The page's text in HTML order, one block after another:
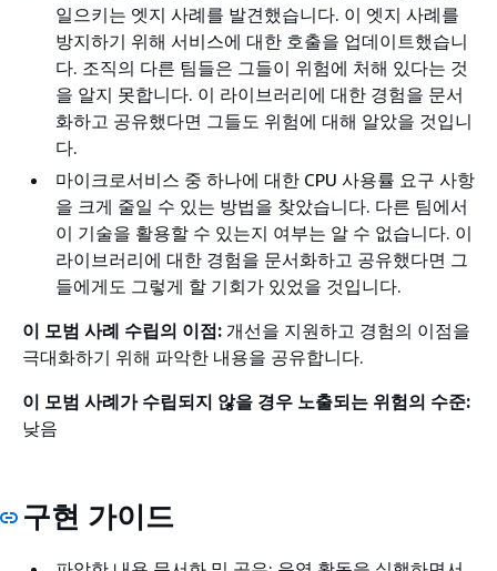
일으키는 엣지 사례를 발견했습니다. 이 엣지 사례를
방지하기 위해 서비스에 대한 호출을 업데이트했습니
다. 조직의 다른 팀들은 그들이 위험에 처해 있다는 것
을 알지 못합니다. 이 라이브러리에 대한 경험을 문서
화하고 공유했다면 그들도 위험에 대해 알았을 것입니
다.
마이크로서비스 중 하나에 대한 CPU 사용률 요구 사항
을 크게 줄일 수 있는 방법을 찾았습니다. 다른 팀에서
이 기술을 활용할 수 있는지 여부는 알 수 없습니다. 이
라이브러리에 대한 경험을 문서화하고 공유했다면 그
들에게도 그렇게 할 기회가 있었을 것입니다.
이 모범 사례 수립의 이점: 개선을 지원하고 경험의 이점을
극대화하기 위해 파악한 내용을 공유합니다.
이 모범 사례가 수립되지 않을 경우 노출되는 위험의 수준:
낮음
구현 가이드